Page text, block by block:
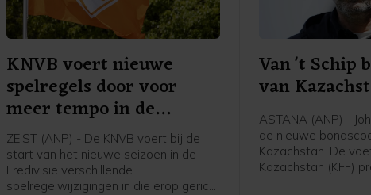
KNVB voert nieuwe
spelregels door voor
meer tempo in de
wedstrijd
ZEIST (ANP) - De KNVB voert bij de
start van het nieuwe seizoen in de
Eredivisie verschillende
spelregelwijzigingen in die erop gericht
Van 't Schip
van
ASTANA (ANP) -
de nieuwe
Kazachstan. De
Kazachstan (KFF)